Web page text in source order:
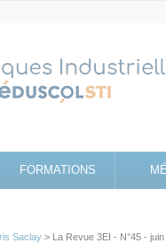
FORMATIONS
Saclay > La Revue 3EI - N°45 -